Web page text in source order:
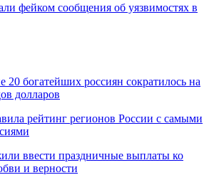
фейком сообщения об уязвимостях в
20 богатейших россиян сократилось на
долларов
рейтинг регионов России с самыми
ввести праздничные выплаты ко
и верности